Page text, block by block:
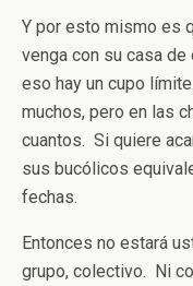
Y por esto mismo es
venga con su casa
eso hay un cupo
muchos, pero en las
cuantos. Si quiere
sus bucólicos
fechas.
Entonces no estará
grupo, colectivo. Ni